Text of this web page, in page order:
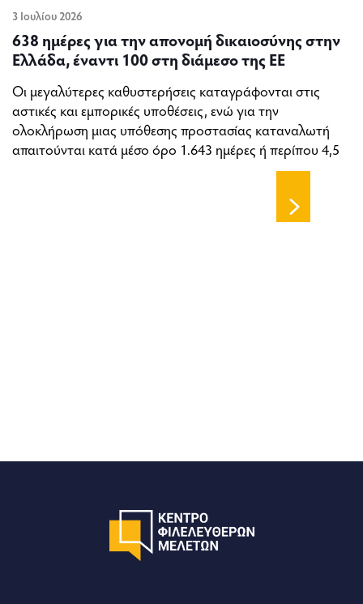
3 Ιουλίου 2026
638 ημέρες για την απονομή δικαιοσύνης στην
Ελλάδα, έναντι 100 στη διάμεσο της ΕΕ
Οι μεγαλύτερες καθυστερήσεις καταγράφονται στις
αστικές και εμπορικές υποθέσεις, ενώ για την
ολοκλήρωση μιας υπόθεσης προστασίας καταναλωτή
απαιτούνται κατά μέσο όρο 1.643 ημέρες ή περίπου 4,5